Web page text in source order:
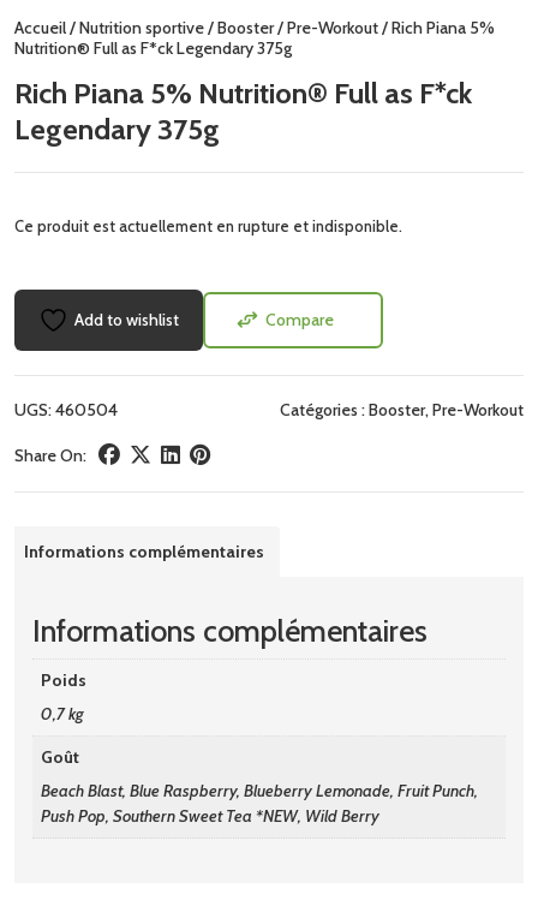
Accueil/Nutrition sportive/Booster/Pre-Workout/ Rich Piana 5%
Nutrition® Full as F*ck Legendary 375g
Rich Piana 5% Nutrition® Full as F*ck
Legendary 375g
Ce produit est actuellement en rupture et indisponible.
Add to wishlist Compare
UGS:460504 Catégories :Booster, Pre-Workout
Share On:
Informations complémentaires
Informations complémentaires
Poids
0,7 kg
Goût
Beach Blast, Blue Raspberry, Blueberry Lemonade, Fruit Punch,
Push Pop, Southern Sweet Tea *NEW, Wild Berry